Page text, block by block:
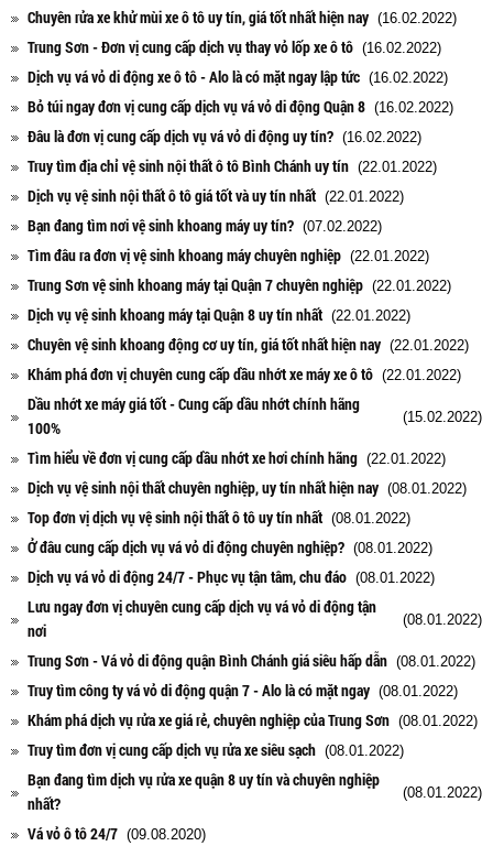
Chuyên rửa xe khử mùi xe ô tô uy tín, giá tốt nhất hiện nay (16.02.2022)
Trung Sơn - Đơn vị cung cấp dịch vụ thay vỏ lốp xe ô tô (16.02.2022)
Dịch vụ vá vỏ di động xe ô tô - Alo là có mặt ngay lập tức (16.02.2022)
Bỏ túi ngay đơn vị cung cấp dịch vụ vá vỏ di động Quận 8 (16.02.2022)
Đâu là đơn vị cung cấp dịch vụ vá vỏ di động uy tín? (16.02.2022)
Truy tìm địa chỉ vệ sinh nội thất ô tô Bình Chánh uy tín (22.01.2022)
Dịch vụ vệ sinh nội thất ô tô giá tốt và uy tín nhất (22.01.2022)
Bạn đang tìm nơi vệ sinh khoang máy uy tín? (07.02.2022)
Tìm đâu ra đơn vị vệ sinh khoang máy chuyên nghiệp (22.01.2022)
Trung Sơn vệ sinh khoang máy tại Quận 7 chuyên nghiệp (22.01.2022)
Dịch vụ vệ sinh khoang máy tại Quận 8 uy tín nhất (22.01.2022)
Chuyên vệ sinh khoang động cơ uy tín, giá tốt nhất hiện nay (22.01.2022)
Khám phá đơn vị chuyên cung cấp dầu nhớt xe máy xe ô tô (22.01.2022)
Dầu nhớt xe máy giá tốt - Cung cấp dầu nhớt chính hãng
100%
(15.02.2022)
Tìm hiểu về đơn vị cung cấp dầu nhớt xe hơi chính hãng (22.01.2022)
Dịch vụ vệ sinh nội thất chuyên nghiệp, uy tín nhất hiện nay (08.01.2022)
Top đơn vị dịch vụ vệ sinh nội thất ô tô uy tín nhất (08.01.2022)
Ở đâu cung cấp dịch vụ vá vỏ di động chuyên nghiệp? (08.01.2022)
Dịch vụ vá vỏ di động 24/7 - Phục vụ tận tâm, chu đáo (08.01.2022)
Lưu ngay đơn vị chuyên cung cấp dịch vụ vá vỏ di động tận
nơi
(08.01.2022)
Trung Sơn - Vá vỏ di động quận Bình Chánh giá siêu hấp dẫn (08.01.2022)
Truy tìm công ty vá vỏ di động quận 7 - Alo là có mặt ngay (08.01.2022)
Khám phá dịch vụ rửa xe giá rẻ, chuyên nghiệp của Trung Sơn (08.01.2022)
Truy tìm đơn vị cung cấp dịch vụ rửa xe siêu sạch (08.01.2022)
Bạn đang tìm dịch vụ rửa xe quận 8 uy tín và chuyên nghiệp
nhất?
(08.01.2022)
Vá vỏ ô tô 24/7 (09.08.2020)